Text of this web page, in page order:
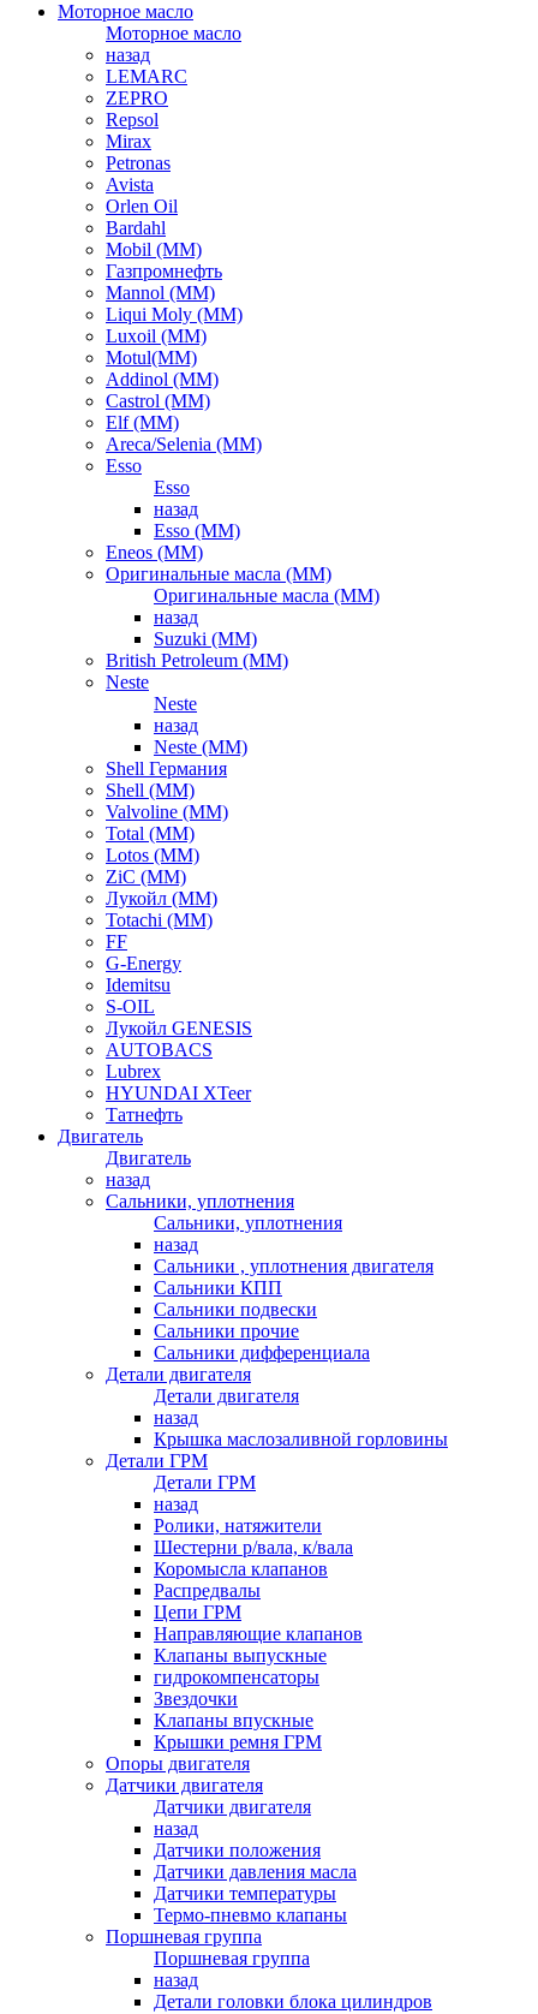
Моторное масло
Моторное масло
назад
LEMARC
ZEPRO
Repsol
Mirax
Petronas
Avista
Orlen Oil
Bardahl
Mobil (ММ)
Газпромнефть
Mannol (ММ)
Liqui Moly (ММ)
Luxoil (ММ)
Motul(ММ)
Addinol (ММ)
Castrol (ММ)
Elf (ММ)
Areca/Selenia (ММ)
Esso
Esso
назад
Esso (ММ)
Eneos (ММ)
Оригинальные масла (ММ)
Оригинальные масла (ММ)
назад
Suzuki (ММ)
British Petroleum (ММ)
Neste
Neste
назад
Neste (ММ)
Shell Германия
Shell (ММ)
Valvoline (ММ)
Total (ММ)
Lotos (ММ)
ZiC (ММ)
Лукойл (ММ)
Totachi (MM)
FF
G-Energy
Idemitsu
S-OIL
Лукойл GENESIS
AUTOBACS
Lubrex
HYUNDAI XTeer
Татнефть
Двигатель
Двигатель
назад
Сальники, уплотнения
Сальники, уплотнения
назад
Сальники , уплотнения двигателя
Сальники КПП
Сальники подвески
Сальники прочие
Сальники дифференциала
Детали двигателя
Детали двигателя
назад
Крышка маслозаливной горловины
Детали ГРМ
Детали ГРМ
назад
Ролики, натяжители
Шестерни р/вала, к/вала
Коромысла клапанов
Распредвалы
Цепи ГРМ
Направляющие клапанов
Клапаны выпускные
гидрокомпенсаторы
Звездочки
Клапаны впускные
Крышки ремня ГРМ
Опоры двигателя
Датчики двигателя
Датчики двигателя
назад
Датчики положения
Датчики давления масла
Датчики температуры
Термо-пневмо клапаны
Поршневая группа
Поршневая группа
назад
Детали головки блока цилиндров